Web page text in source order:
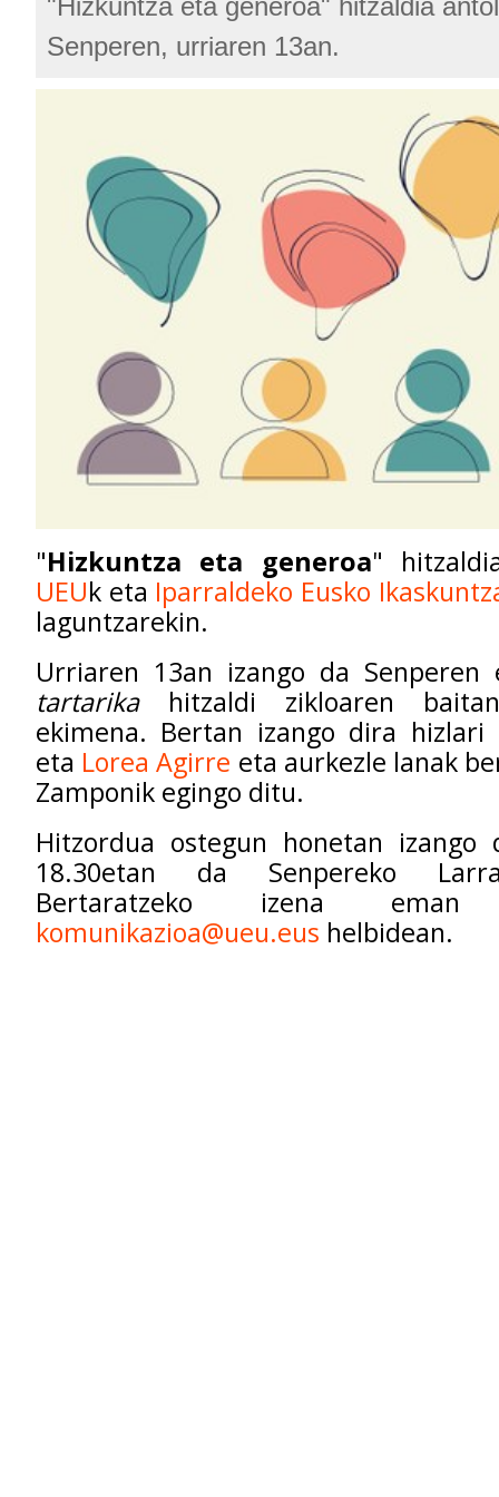
"Hizkuntza eta generoa" hitzaldia
Senperen, urriaren 13an.
"Hizkuntza eta generoa"
UEUk eta Iparraldeko Eusko
laguntzarekin.
Urriaren 13an izango da
tartarikahitzaldi zikloaren
ekimena. Bertan izango dira hizlari
eta Lorea Agirre eta aurkezle lanak
Zamponik egingo ditu.
Hitzordua ostegun honetan izango
18.30etan da Senpereko
Bertaratzeko izena
komunikazioa@ueu.eus helbidean.